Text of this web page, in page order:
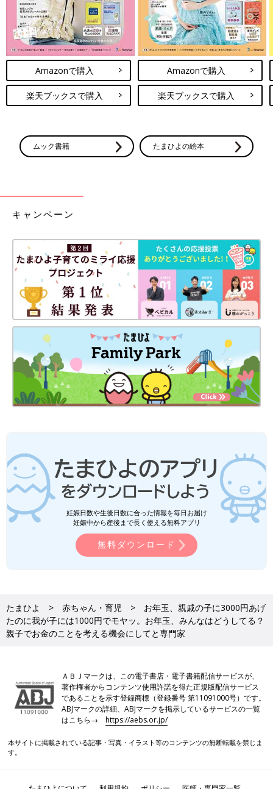
※文中のコメントは「たまひよ」アプリユーザーから集めた体験
談を再編集したものです。
※調査は2022年8月実施の「まいにちのたまひよ」アプリユーザ
ーに実施ししたものです（有効回答数238人）
※記事の内容は記事執筆当時の情報であり、現在と異なる場合が
あります。Amazonで購入
楽天ブックスで購入
Amazonで購入
楽天ブックスで購入
ムック書籍 たまひよの絵本
キャンペーン
妊娠日数や生後日数に合った情報を毎日お届け
妊娠中から産後まで長く使える無料アプリ
無料ダウンロード
たまひよ 赤ちゃん・育児
お年玉、親戚の子に3000円あげ
たのに我が子には1000円でモヤッ。お年玉、みんなはどうしてる？
親子でお金のことを考える機会にしてと専門家
ＡＢＪマークは、この電子書店・電子書籍配信サービスが、
著作権者からコンテンツ使用許諾を得た正規版配信サービス
であることを示す登録商標（登録番号 第11091000号）です。
ABJマークの詳細、ABJマークを掲示しているサービスの一覧
はこちら→https://aebs.or.jp/
本サイトに掲載されている記事・写真・イラスト等のコンテンツの無断転載を禁じま
す。